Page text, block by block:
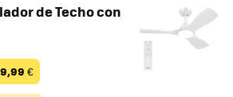
de Techo con
€